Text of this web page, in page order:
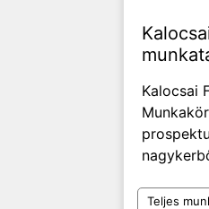
Kalocsai
Teljes